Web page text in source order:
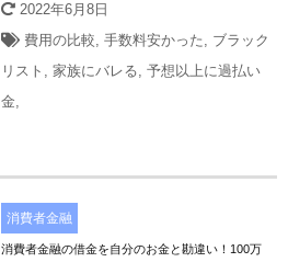
2022年6月8日
費用の比較,手数料安かった, ブラック
リスト ,家族にバレる,予想以上に過払い
金,
消費者金融
消費者金融の借金を自分のお金と勘違い！100万